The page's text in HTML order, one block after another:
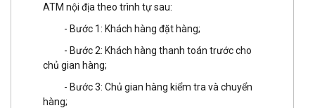
ATM nội địa theo trình tự sau:
- Bước 1: Khách hàng đặt hàng;
- Bước 2: Khách hàng thanh toán trước cho
chủ gian hàng;
- Bước 3: Chủ gian hàng kiểm tra và chuyển
hàng;